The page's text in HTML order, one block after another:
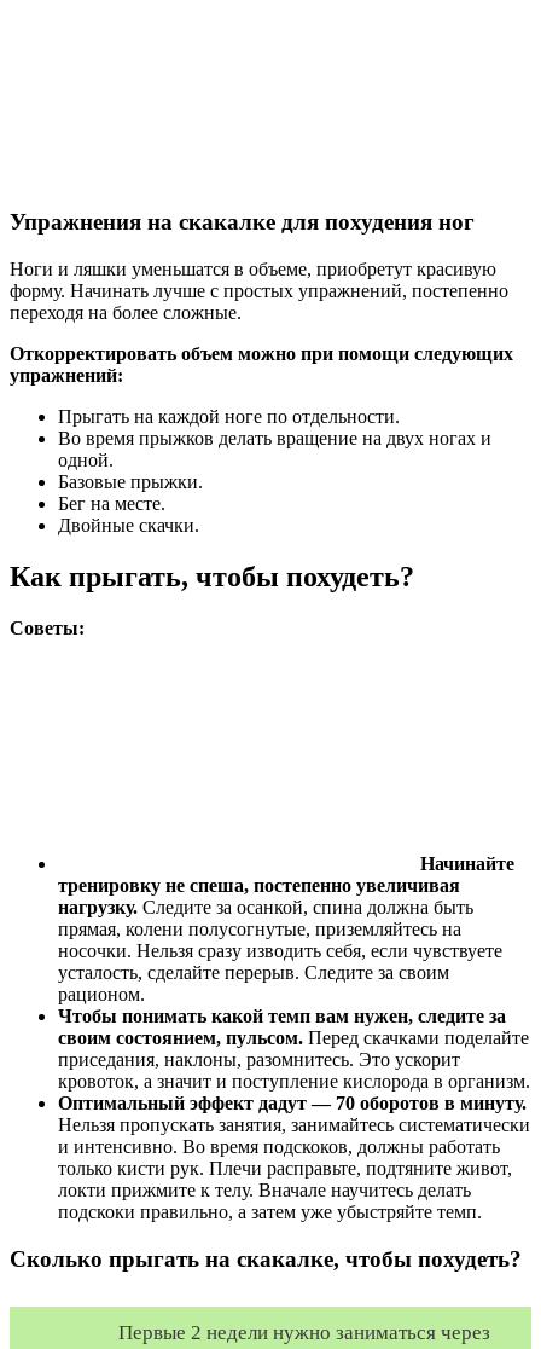
Упражнения на скакалке для похудения ног
Ноги и ляшки уменьшатся в объеме, приобретут красивую
форму. Начинать лучше с простых упражнений, постепенно
переходя на более сложные.
Откорректировать объем можно при помощи следующих
упражнений:
Прыгать на каждой ноге по отдельности.
Во время прыжков делать вращение на двух ногах и
одной.
Базовые прыжки.
Бег на месте.
Двойные скачки.
Как прыгать, чтобы похудеть?
Советы:
Начинайте
тренировку не спеша, постепенно увеличивая
нагрузку. Следите за осанкой, спина должна быть
прямая, колени полусогнутые, приземляйтесь на
носочки. Нельзя сразу изводить себя, если чувствуете
усталость, сделайте перерыв. Следите за своим
рационом.
Чтобы понимать какой темп вам нужен, следите за
своим состоянием, пульсом. Перед скачками поделайте
приседания, наклоны, разомнитесь. Это ускорит
кровоток, а значит и поступление кислорода в организм.
Оптимальный эффект дадут — 70 оборотов в минуту.
Нельзя пропускать занятия, занимайтесь систематически
и интенсивно. Во время подскоков, должны работать
только кисти рук. Плечи расправьте, подтяните живот,
локти прижмите к телу. Вначале научитесь делать
подскоки правильно, а затем уже убыстряйте темп.
Сколько прыгать на скакалке, чтобы похудеть?
Первые 2 недели нужно заниматься через